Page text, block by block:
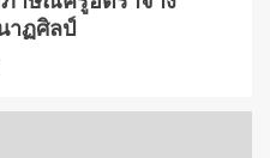
าฏศิลป์